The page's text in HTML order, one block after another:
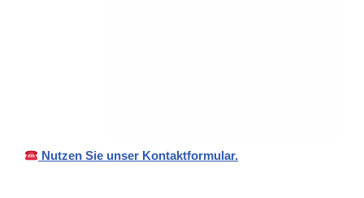
Nutzen Sie unser Kontaktformular.